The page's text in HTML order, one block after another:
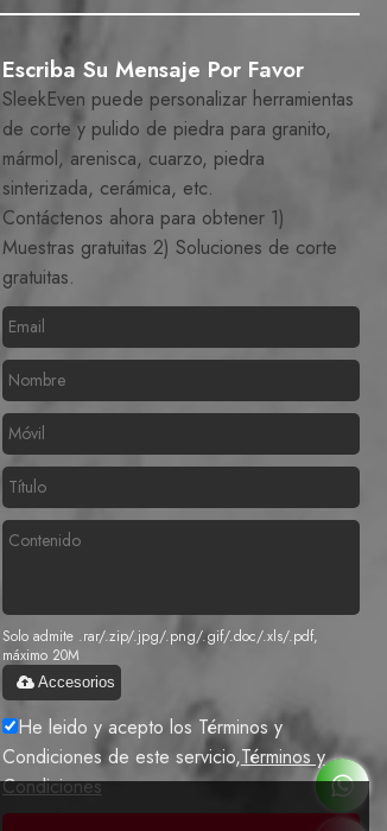
Escriba Su Mensaje Por Favor
SleekEven puede personalizar herramientas
de corte y pulido de piedra para granito,
mármol, arenisca, cuarzo, piedra
sinterizada, cerámica, etc.
Contáctenos ahora para obtener 1)
Muestras gratuitas 2) Soluciones de corte
gratuitas.
Solo admite .rar/.zip/.jpg/.png/.gif/.doc/.xls/.pdf,
máximo 20M
Accesorios
He leido y acepto los Términos y
Condiciones de este servicio,Términos y
Condiciones